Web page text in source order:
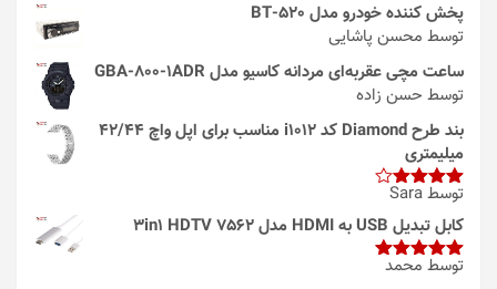
پخش کننده خودرو مدل 520-BT
توسط محسن پاشایی
ساعت مچی عقربه‌ای مردانه کاسیو مدل GBA-800-1ADR
توسط حسن زاده
بند طرح Diamond کد i1012 مناسب برای اپل واچ 42/44
میلیمتری
امتیاز4
از 5
توسط Sara
کابل تبدیل USB به HDMI مدل 3in1 HDTV 7562
امتیاز5از
توسط محمد